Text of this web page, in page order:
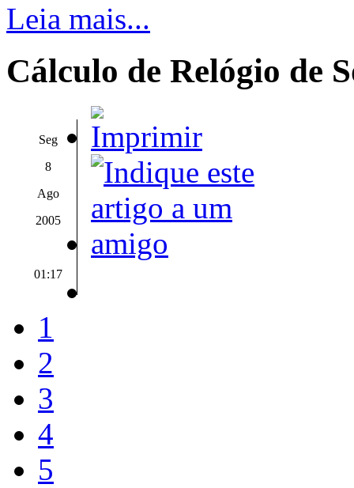
Leia mais...
Cálculo de Relógio de
Seg
8
Ago
2005
01:17
1
2
3
4
5